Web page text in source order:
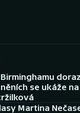
Birminghamu
se ukáže
Martina